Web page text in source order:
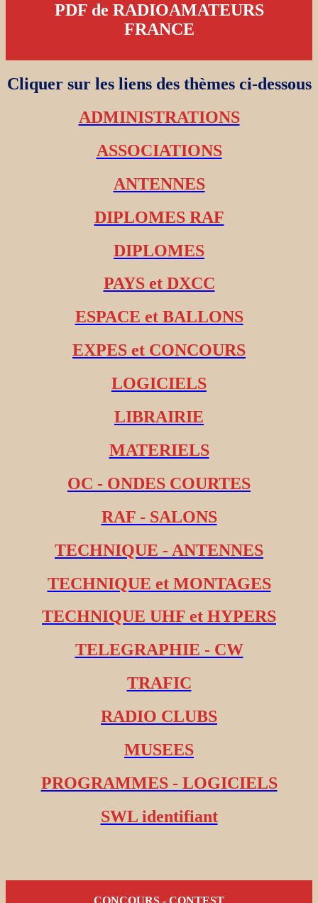
PDF de RADIOAMATEURS
FRANCE
Cliquer sur les liens des thèmes ci-dessous
ADMINISTRATIONS
ASSOCIATIONS
ANTENNES
DIPLOMES RAF
DIPLOMES
PAYS et DXCC
ESPACE et BALLONS
EXPES et CONCOURS
LOGICIELS
LIBRAIRIE
MATERIELS
OC - ONDES COURTES
RAF - SALONS
TECHNIQUE - ANTENNES
TECHNIQUE et MONTAGES
TECHNIQUE UHF et HYPERS
TELEGRAPHIE - CW
TRAFIC
RADIO CLUBS
MUSEES
PROGRAMMES - LOGICIELS
SWL identifiant
CONCOURS - CONTEST